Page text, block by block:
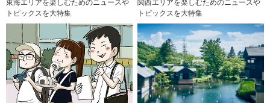
東海エリアを楽しむためのニュースや
トピックスを大特集
関西エリアを楽しむためのニュースや
トピックスを大特集